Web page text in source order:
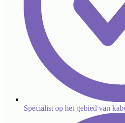
Specialist op het gebied van